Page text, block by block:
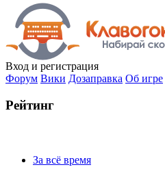
Вход и регистрация
Форум Вики Дозаправка Об игре
Рейтинг
За всё время